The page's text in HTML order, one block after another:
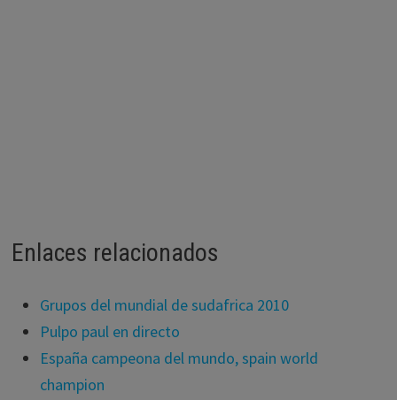
Enlaces relacionados
Grupos del mundial de sudafrica 2010
Pulpo paul en directo
España campeona del mundo, spain world
champion